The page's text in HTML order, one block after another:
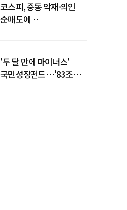
코스피, 중동 악재·외인
순매도에
'두 달 만에 마이너스'
국민성장펀드…'83조